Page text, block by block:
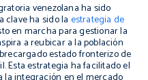
venezolana ha sido
clave ha sido la estrategia de
en marcha para gestionar la
a reubicar a la población
estado fronterizo de
Esta estrategia ha facilitado el